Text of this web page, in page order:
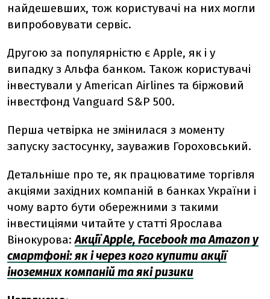
найдешевших, тож користувачі на них могли
випробовувати сервіс.
Другою за популярністю є Apple, як і у
випадку з Альфа банком. Також користувачі
інвестували у American Airlines та біржовий
інвестфонд Vanguard S&P 500.
Перша четвірка не змінилася з моменту
запуску застосунку, зауважив Гороховський.
Детальніше про те, як працюватиме торгівля
акціями західних компаній в банках України і
чому варто бути обережними з такими
інвестиціями читайте у статті Ярослава
Вінокурова:Акції Apple, Facebook та Amazon у
смартфоні: як і через кого купити акції
іноземних компаній та які ризики